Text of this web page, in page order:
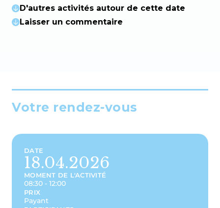
D'autres activités autour de cette date
Laisser un commentaire
Votre rendez-vous
DATE
18.04.2026
MOMENT DE L'ACTIVITÉ
08:30 - 12:00
PRIX
Payant